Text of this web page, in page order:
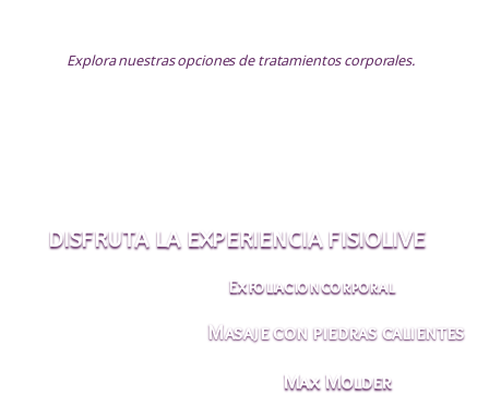
Explora nuestras opciones de tratamientos corporales.
DISFRUTA LA EXPERIENCIA FISIOLIVE
Exfoliacion corporal
Masaje con piedras calientes
Max Molder